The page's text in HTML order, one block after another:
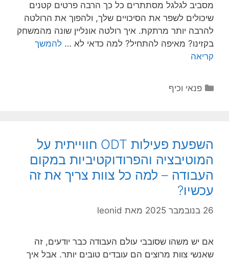
מסביב לגלגל מסתתרים כל כך הרבה פרטים קטנים
שיכולים לשפר את הסיכויים שלך, ולהפוך את הרולטה
להרבה יותר מרתקת. איך רולטה אונליין שונה מהמשחק
בקזינו? מאיפה להתחיל? למה כדאי לא … להמשך
קריאה
קטגוריות
פנאי וכיף
השפעת פעילות ODT חווייתית על
המוטיבציה והפרודוקטיביות במקום
העבודה – למה כל צוות צריך את זה
עכשיו?
26 בנובמבר 2025 מאת leonid
אם יש משהו שסובבי עולם העבודה כבר יודעים, זה
שאנשי צוות מרוצים הם עובדים טובים יותר. אבל איך